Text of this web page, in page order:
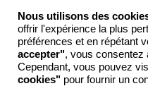
© COPYRIGHT PARTI PRIS - 2025 /
Nous utilisons des
offrir l'expérience la plus
préférences et en répétant
accepter", vous consentez
Cependant, vous pouvez
cookies" pour fournir un